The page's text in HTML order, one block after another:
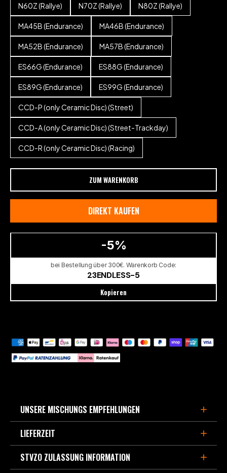
N60Z (Rallye) N70Z (Rallye) N80Z (Rallye)
MA45B (Endurance) MA46B (Endurance)
MA52B (Endurance) MA57B (Endurance)
ES66G (Endurance) ES88G (Endurance)
ES89G (Endurance) ES99G (Endurance)
CCD-P (only Ceramic Disc) (Street)
CCD-A (only Ceramic Disc) (Street-Trackday)
CCD-R (only Ceramic Disc) (Racing)
ZUM WARENKORB
DIREKT KAUFEN
-5%
bei Bestellung über 300€. Warenkorb Code:
23ENDLESS-5
Kopieren
UNSERE MISCHUNGS EMPFEHLUNGEN
FÜR DEN SPORTLICHEN STRAßENEINSATZ,
BERGPÄSSE UND LEICHTE TRACKDAYS
- MX87ist die Weiterentwicklung des beliebten Straßen-
LIEFERZEIT
3-5 Werktage, wenn im Europa Zentrallager lagernd.
STVZO ZULASSUNG INFORMATION